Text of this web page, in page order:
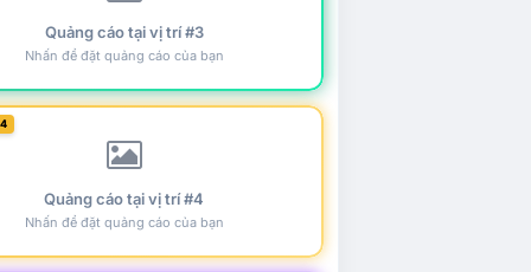
Quảng cáo tại vị trí #3
Nhấn để đặt quảng cáo của bạn
Quảng cáo tại vị trí #4
Nhấn để đặt quảng cáo của bạn